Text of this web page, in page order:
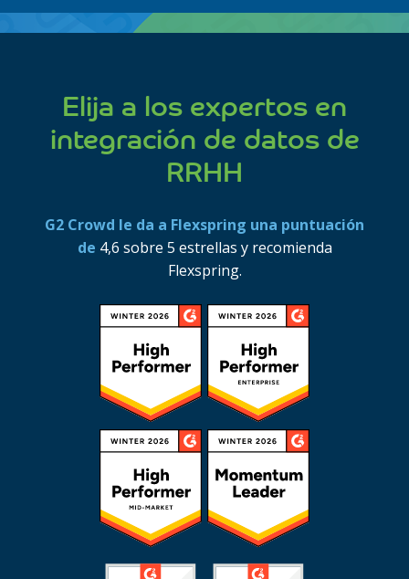
Elija a los expertos en
integración de datos de
RRHH
G2 Crowd le da a Flexspring una puntuación
de 4,6 sobre 5 estrellas y recomienda
Flexspring.